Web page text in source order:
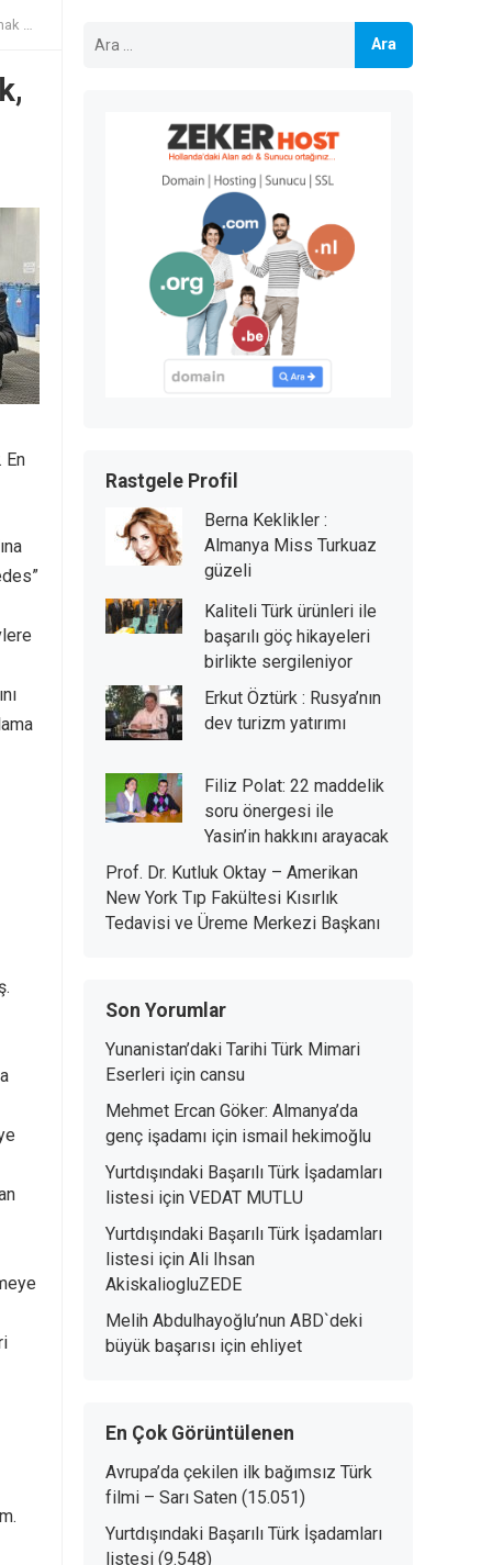
En
Rastgele Profil
Berna Keklikler :
Almanya Miss Turkuaz
güzeli
Kaliteli Türk ürünleri ile
başarılı göç hikayeleri
birlikte sergileniyor
Erkut Öztürk : Rusya’nın
dev turizm yatırımı
Filiz Polat: 22 maddelik
soru önergesi ile
Yasin’in hakkını arayacak
Prof. Dr. Kutluk Oktay – Amerikan
New York Tıp Fakültesi Kısırlık
Tedavisi ve Üreme Merkezi Başkanı
Son Yorumlar
Yunanistan’daki Tarihi Türk Mimari
Eserleri için cansu
Mehmet Ercan Göker: Almanya’da
genç işadamı için ismail hekimoğlu
Yurtdışındaki Başarılı Türk İşadamları
listesi için VEDAT MUTLU
Yurtdışındaki Başarılı Türk İşadamları
listesi için Ali Ihsan
AkiskaliogluZEDE
Melih Abdulhayoğlu’nun ABD`deki
büyük başarısı için ehliyet
En Çok Görüntülenen
Avrupa’da çekilen ilk bağımsız Türk
filmi – Sarı Saten (15.051)
Yurtdışındaki Başarılı Türk İşadamları
listesi (9.548)